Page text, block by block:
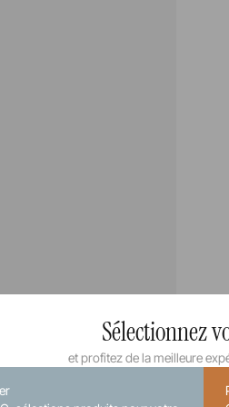
Sélectionnez
et profitez de la meilleure